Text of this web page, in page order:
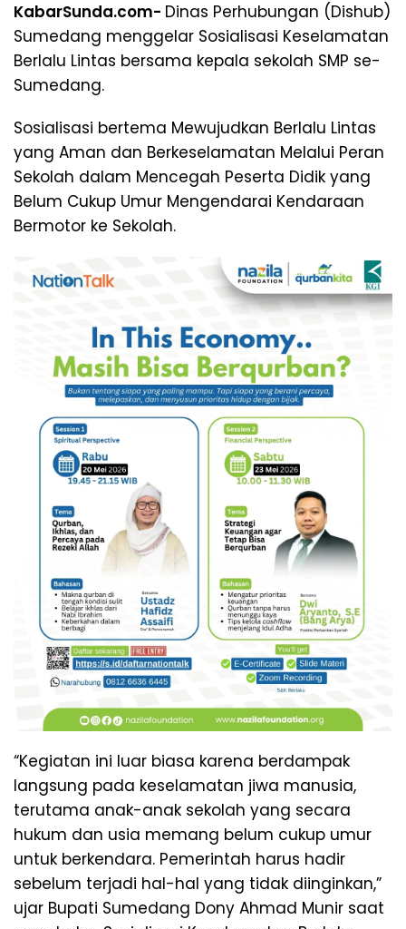
KabarSunda.com- Dinas Perhubungan (Dishub)
Sumedang menggelar Sosialisasi Keselamatan
Berlalu Lintas bersama kepala sekolah SMP se-
Sumedang.
Sosialisasi bertema Mewujudkan Berlalu Lintas
yang Aman dan Berkeselamatan Melalui Peran
Sekolah dalam Mencegah Peserta Didik yang
Belum Cukup Umur Mengendarai Kendaraan
Bermotor ke Sekolah.
“Kegiatan ini luar biasa karena berdampak
langsung pada keselamatan jiwa manusia,
terutama anak-anak sekolah yang secara
hukum dan usia memang belum cukup umur
untuk berkendara. Pemerintah harus hadir
sebelum terjadi hal-hal yang tidak diinginkan,”
ujar Bupati Sumedang Dony Ahmad Munir saat